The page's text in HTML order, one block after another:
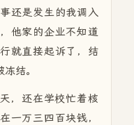
还是发生的我调入
他家的企业不知道
就直接起诉了，结
结。
，还在学校忙着核
一万三四百块钱，